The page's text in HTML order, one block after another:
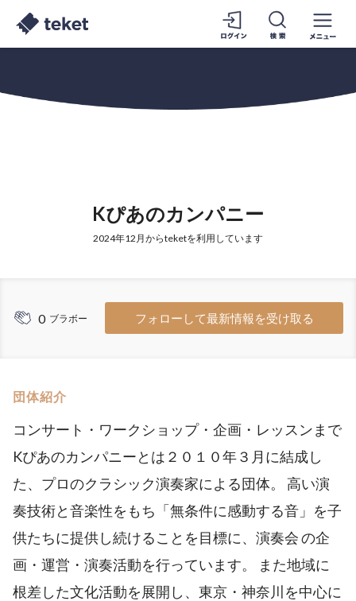
Kぴあのカンパニー
2024年12月からteketを利用しています
0 ブラボー フォローして最新情報を受け取る
団体紹介
コンサート・ワークショップ・企画・レッスンまで
Kぴあのカンパニーとは２０１０年３月に結成し
た、プロのクラシック演奏家による団体。 高い演
奏技術と音楽性をもち「無条件に感動する音」を子
供たちに提供し続けることを目標に、演奏会 の企
画・運営・演奏活動を行っています。 また地域に
根差した文化活動を展開し、東京・神奈川を中心に